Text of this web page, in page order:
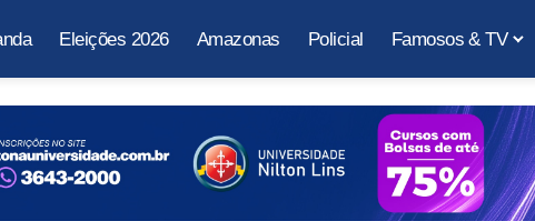
Eleições 2026 Amazonas Policial Famosos & TV